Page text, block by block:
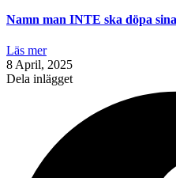
Namn man INTE ska döpa
Läs mer
8 April, 2025
Dela inlägget